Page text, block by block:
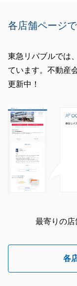
各店舗ページ
東急リバブルでは
ています。不動産
更新中！
最寄りの
各